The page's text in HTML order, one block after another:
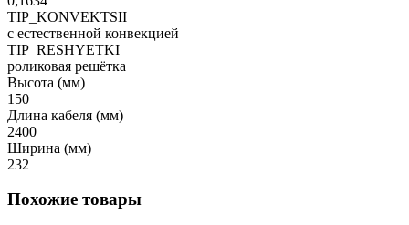
TIP_KONVEKTSII
с естественной конвекцией
TIP_RESHYETKI
роликовая решётка
Высота (мм)
150
Длина кабеля (мм)
2400
Ширина (мм)
232
Похожие товары